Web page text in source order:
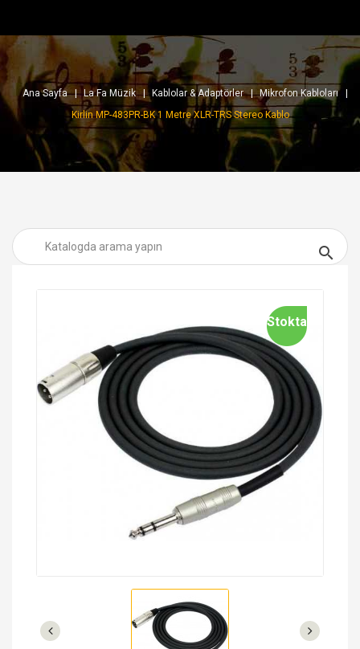
Ana Sayfa La Fa Müzik Kablolar & Adaptörler
Mikrofon Kabloları
Kirlin MP-483PR-BK 1 Metre XLR-TRS Stereo Kablo

Stokta